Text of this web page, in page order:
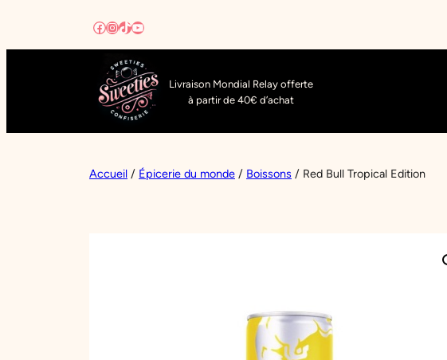
Facebook
Instagram
TikTok
YouTube
Livraison Mondial Relay offerte
à partir de 40€ d’achat
Accueil / Épicerie du monde / Boissons / Red Bull Tropical Edition